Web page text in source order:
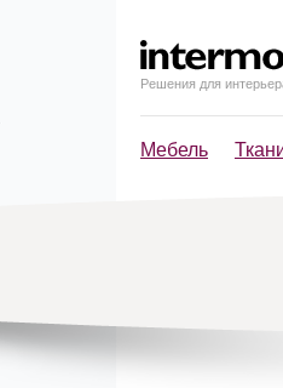
Решения для
Мебель